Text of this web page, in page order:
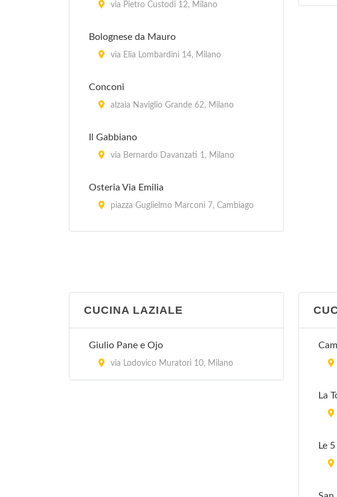
via Pietro Custodi 12, Milano
Bolognese da Mauro
via Elia Lombardini 14, Milano
Conconi
alzaia Naviglio Grande 62, Milano
Il Gabbiano
via Bernardo Davanzati 1, Milano
Osteria Via Emilia
piazza Guglielmo Marconi 7, Cambiago
CUCINA LAZIALE
Giulio Pane e Ojo
via Lodovico Muratori 10, Milano
La
Le